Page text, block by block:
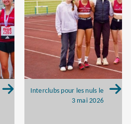
Interclubs pour les nuls le
3 mai 2026